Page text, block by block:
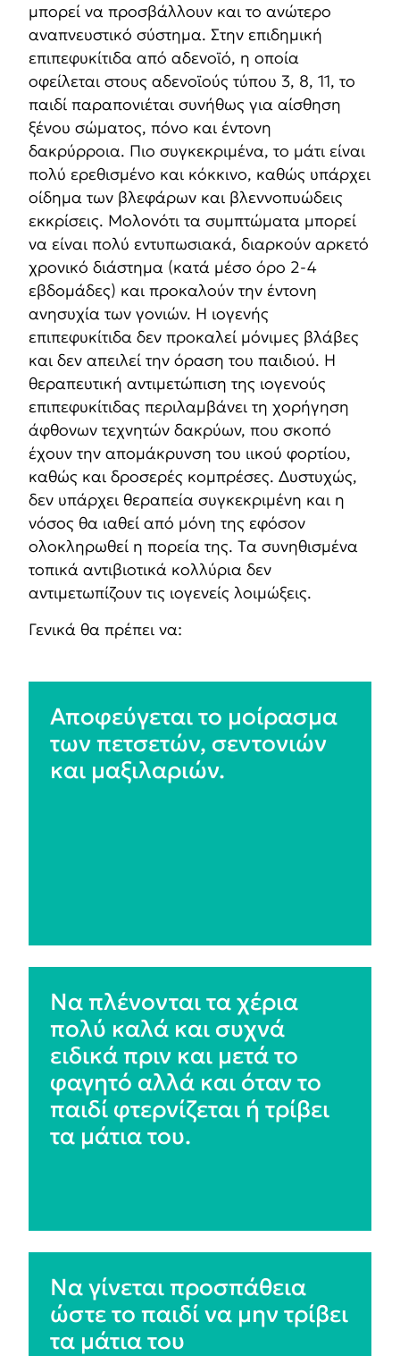
μπορεί να προσβάλλουν και το ανώτερο
αναπνευστικό σύστημα. Στην επιδημική
επιπεφυκίτιδα από αδενοϊό, η οποία
οφείλεται στους αδενοϊούς τύπου 3, 8, 11, το
παιδί παραπονιέται συνήθως για αίσθηση
ξένου σώματος, πόνο και έντονη
δακρύρροια. Πιο συγκεκριμένα, το μάτι είναι
πολύ ερεθισμένο και κόκκινο, καθώς υπάρχει
οίδημα των βλεφάρων και βλεννοπυώδεις
εκκρίσεις. Μολονότι τα συμπτώματα μπορεί
να είναι πολύ εντυπωσιακά, διαρκούν αρκετό
χρονικό διάστημα (κατά μέσο όρο 2-4
εβδομάδες) και προκαλούν την έντονη
ανησυχία των γονιών. Η ιογενής
επιπεφυκίτιδα δεν προκαλεί μόνιμες βλάβες
και δεν απειλεί την όραση του παιδιού. Η
θεραπευτική αντιμετώπιση της ιογενούς
επιπεφυκίτιδας περιλαμβάνει τη χορήγηση
άφθονων τεχνητών δακρύων, που σκοπό
έχουν την απομάκρυνση του ιικού φορτίου,
καθώς και δροσερές κομπρέσες. Δυστυχώς,
δεν υπάρχει θεραπεία συγκεκριμένη και η
νόσος θα ιαθεί από μόνη της εφόσον
ολοκληρωθεί η πορεία της. Tα συνηθισμένα
τοπικά αντιβιοτικά κολλύρια δεν
αντιμετωπίζουν τις ιογενείς λοιμώξεις.
Γενικά θα πρέπει να:
Αποφεύγεται το μοίρασμα
των πετσετών, σεντονιών
και μαξιλαριών.
Να πλένονται τα χέρια
πολύ καλά και συχνά
ειδικά πριν και μετά το
φαγητό αλλά και όταν το
παιδί φτερνίζεται ή τρίβει
τα μάτια του.
Να γίνεται προσπάθεια
ώστε το παιδί να μην τρίβει
τα μάτια του